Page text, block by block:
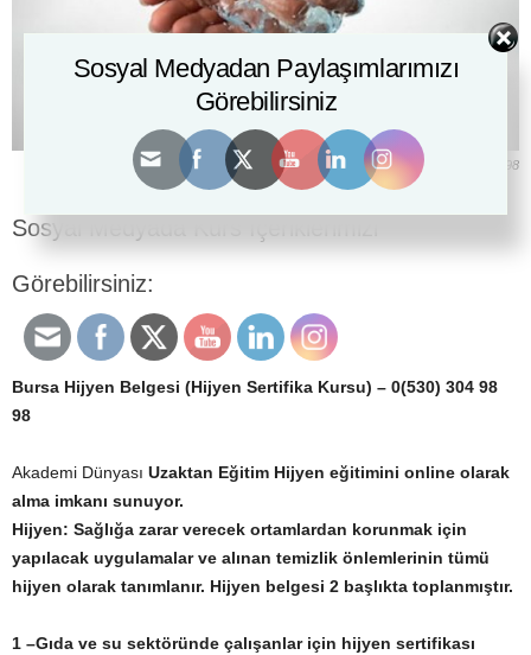
Adana Hijyen Belgesi (Hijyen Sertifika Kursu) – 0(530) 304 98 98
Sosyal Medyada Kurs İçeriklerimizi
Görebilirsiniz:
Bursa Hijyen Belgesi (Hijyen Sertifika Kursu) – 0(530) 304 98
98
Akademi Dünyası Uzaktan Eğitim Hijyen eğitimini online olarak
alma imkanı sunuyor.
Hijyen: Sağlığa zarar verecek ortamlardan korunmak için
yapılacak uygulamalar ve alınan temizlik önlemlerinin tümü
hijyen olarak tanımlanır. Hijyen belgesi 2 başlıkta toplanmıştır.
1 –Gıda ve su sektöründe çalışanlar için hijyen sertifikası
Sosyal Medyadan Paylaşımlarımızı
Görebilirsiniz